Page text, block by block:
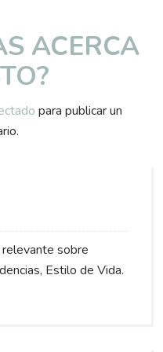
ACERCA
para publicar un
relevante sobre
Estilo de Vida.